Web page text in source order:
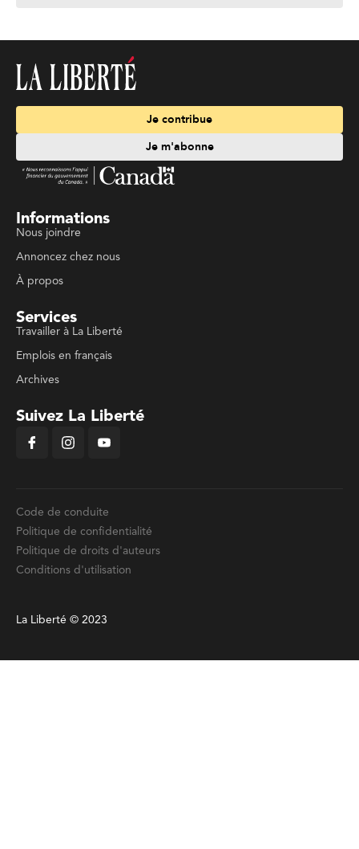
Je contribue
Je m'abonne
Informations
Nous joindre
Annoncez chez nous
À propos
Services
Travailler à La Liberté
Emplois en français
Archives
Suivez La Liberté
Code de conduite
Politique de confidentialité
Politique de droits d'auteurs
Conditions d'utilisation
La Liberté © 2023